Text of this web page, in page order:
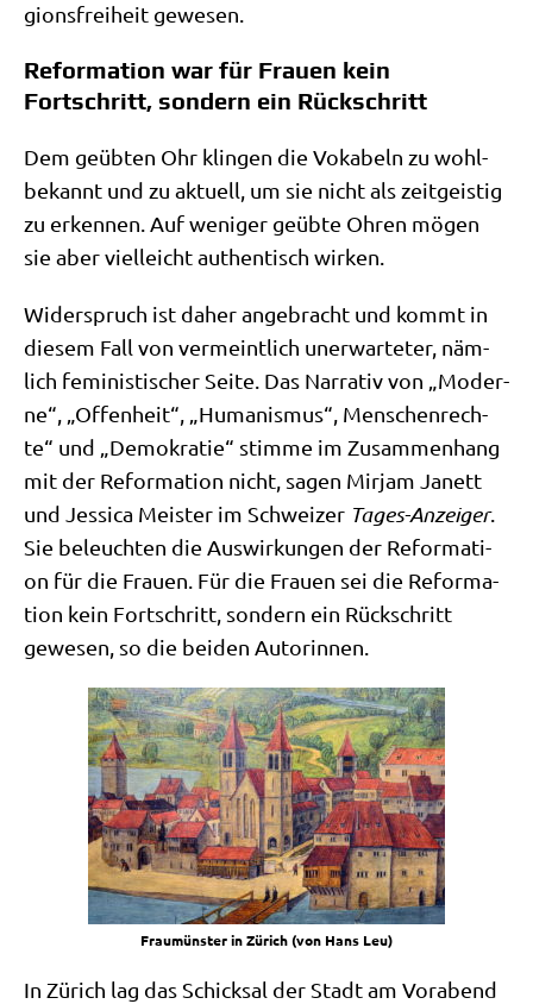
gi­ons­frei­heit gewesen.
Reformation war für Frauen kein
Fortschritt, sondern ein Rückschritt
Dem geüb­ten Ohr klin­gen die Voka­beln zu wohl­
be­kannt und zu aktu­ell, um sie nicht als zeit­gei­stig
zu erken­nen. Auf weni­ger geüb­te Ohren mögen
sie aber viel­leicht authen­tisch wirken.
Wider­spruch ist daher ange­bracht und kommt in
die­sem Fall von ver­meint­lich uner­war­te­ter, näm­
lich femi­ni­sti­scher Sei­te. Das Nar­ra­tiv von „Moder­
ne“, „Offen­heit“, „Huma­nis­mus“, Men­schen­rech­
te“ und „Demo­kra­tie“ stim­me im Zusam­men­hang
mit der Refor­ma­ti­on nicht, sagen Mir­jam Janett
und Jes­si­ca Mei­ster im Schwei­zer Tages-Anzei­ger.
Sie beleuch­ten die Aus­wir­kun­gen der Refor­ma­ti­
on für die Frau­en. Für die Frau­en sei die Refor­ma­
ti­on kein Fort­schritt, son­dern ein Rück­schritt
gewe­sen, so die bei­den Autorinnen.
Frau­mün­ster in Zürich (von Hans Leu)
In Zürich lag das Schick­sal der Stadt am Vor­abend